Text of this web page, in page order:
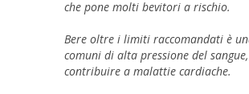
che pone molti bevitori a rischio.
Bere oltre i limiti raccomandati è
comuni di alta pressione del
contribuire a malattie cardiache.